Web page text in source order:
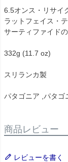
6.5オンス・リサイ
ラットフェイス・
サーティファイド
332g (11.7 oz)
スリランカ製
パタゴニア ,パタゴ
商品レビュー
レビューを書く